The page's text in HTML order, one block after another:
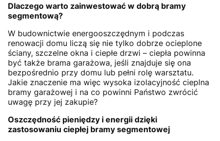
Dlaczego warto zainwestować w dobrą bramy
segmentową?
W budownictwie energooszczędnym i podczas
renowacji domu liczą się nie tylko dobrze ocieplone
ściany, szczelne okna i ciepłe drzwi – ciepła powinna
być także brama garażowa, jeśli znajduje się ona
bezpośrednio przy domu lub pełni rolę warsztatu.
Jakie znaczenie ma więc wysoka izolacyjność cieplna
bramy garażowej i na co powinni Państwo zwrócić
uwagę przy jej zakupie?
Oszczędność pieniędzy i energii dzięki
zastosowaniu ciepłej bramy segmentowej